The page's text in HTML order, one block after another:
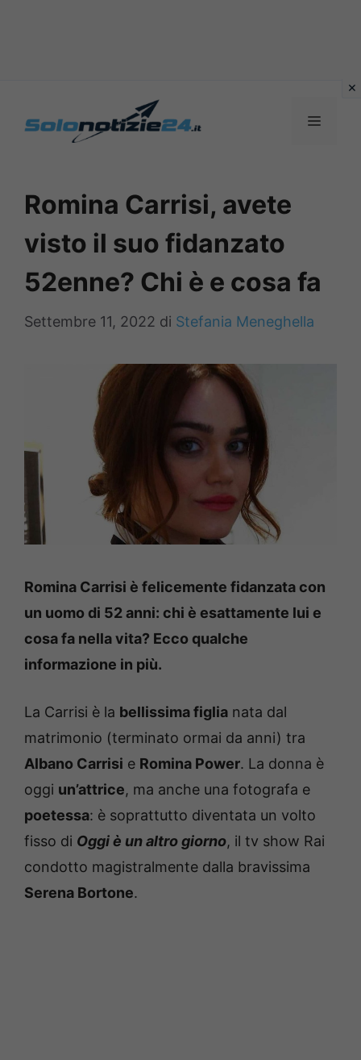
MENU
Romina Carrisi, avete
visto il suo fidanzato
52enne? Chi è e cosa fa
Settembre 11, 2022 di Stefania Meneghella
Romina Carrisi è felicemente fidanzata con
un uomo di 52 anni: chi è esattamente lui e
cosa fa nella vita? Ecco qualche
informazione in più.
La Carrisi è la bellissima figlia nata dal
matrimonio (terminato ormai da anni) tra
Albano Carrisi e Romina Power. La donna è
oggi un’attrice, ma anche una fotografa e
poetessa: è soprattutto diventata un volto
fisso di Oggi è un altro giorno, il tv show Rai
condotto magistralmente dalla bravissima
Serena Bortone.